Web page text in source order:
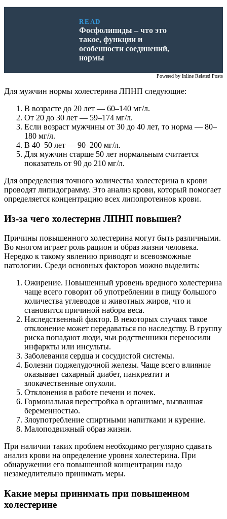
READ
Фосфолипиды – что это
такое, функции и
особенности соединений,
нормы
Powered by Inline Related Posts
Для мужчин нормы холестерина ЛПНП следующие:
В возрасте до 20 лет — 60–140 мг/л.
От 20 до 30 лет — 59–174 мг/л.
Если возраст мужчины от 30 до 40 лет, то норма — 80–
180 мг/л.
В 40–50 лет — 90–200 мг/л.
Для мужчин старше 50 лет нормальным считается
показатель от 90 до 210 мг/л.
Для определения точного количества холестерина в крови
проводят липидограмму. Это анализ крови, который помогает
определяется концентрацию всех липопротеинов крови.
Из-за чего холестерин ЛПНП повышен?
Причины повышенного холестерина могут быть различными.
Во многом играет роль рацион и образ жизни человека.
Нередко к такому явлению приводят и всевозможные
патологии. Среди основных факторов можно выделить:
Ожирение. Повышенный уровень вредного холестерина
чаще всего говорит об употреблении в пищу большого
количества углеводов и животных жиров, что и
становится причиной набора веса.
Наследственный фактор. В некоторых случаях такое
отклонение может передаваться по наследству. В группу
риска попадают люди, чьи родственники переносили
инфаркты или инсульты.
Заболевания сердца и сосудистой системы.
Болезни поджелудочной железы. Чаще всего влияние
оказывает сахарный диабет, панкреатит и
злокачественные опухоли.
Отклонения в работе печени и почек.
Гормональная перестройка в организме, вызванная
беременностью.
Злоупотребление спиртными напитками и курение.
Малоподвижный образ жизни.
При наличии таких проблем необходимо регулярно сдавать
анализ крови на определение уровня холестерина. При
обнаружении его повышенной концентрации надо
незамедлительно принимать меры.
Какие меры принимать при повышенном
холестерине